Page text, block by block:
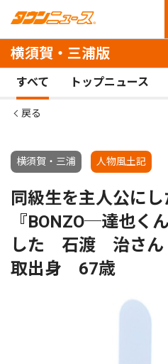
横須賀・三浦版
すべて トップニュース
戻る
横須賀・三浦 人物風土記
同級生を主人公に
『BONZO─達也く
した 石渡 治さん
取出身 67歳